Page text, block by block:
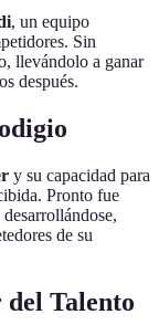
, un equipo
Sin
llevándolo a ganar
después.
y su capacidad para
Pronto fue
de su
Talento